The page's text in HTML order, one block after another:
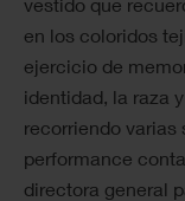
en los coloridos
ejercicio de
identidad, la raza
recorriendo varias
performance
directora general